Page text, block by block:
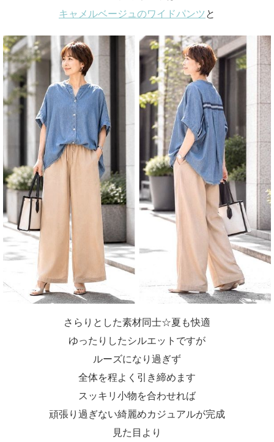
キャメルベージュのワイドパンツ と
さらりとした素材同士☆夏も快適
ゆったりしたシルエットですが
ルーズになり過ぎず
全体を程よく引き締めます
スッキリ小物を合わせれば
頑張り過ぎない綺麗めカジュアルが完成
見た目より